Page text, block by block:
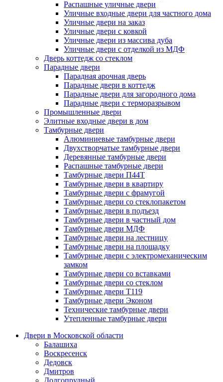
Распашные уличные двери
Уличные входные двери для частного дома
Уличные двери на заказ
Уличные двери с ковкой
Уличные двери из массива дуба
Уличные двери с отделкой из МДФ
Дверь коттедж со стеклом
Парадные двери
Парадная арочная дверь
Парадные двери в коттедж
Парадные двери для загородного дома
Парадные двери с терморазрывом
Промышленные двери
Элитные входные двери в дом
Тамбурные двери
Алюминиевые тамбурные двери
Двухстворчатые тамбурные двери
Деревянные тамбурные двери
Распашные тамбурные двери
Тамбурные двери П44Т
Тамбурные двери в квартиру
Тамбурные двери с фрамугой
Тамбурные двери со стеклопакетом
Тамбурные двери в подъезд
Тамбурные двери в частный дом
Тамбурные двери МДФ
Тамбурные двери на лестницу
Тамбурные двери на площадку
Тамбурные двери с электромеханическим
замком
Тамбурные двери со вставками
Тамбурные двери со стеклом
Тамбурные двери Т119
Тамбурные двери Эконом
Технические тамбурные двери
Утепленные тамбурные двери
Двери в Московской области
Балашиха
Воскресенск
Дедовск
Дмитров
Долгопрудный